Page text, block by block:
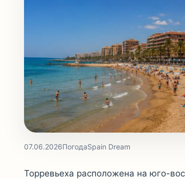
07.06.2026ПогодаSpain Dream
Торревьеха расположена на юго-